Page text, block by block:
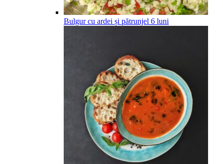
Bulgur cu ardei și pătrunjel 6 luni